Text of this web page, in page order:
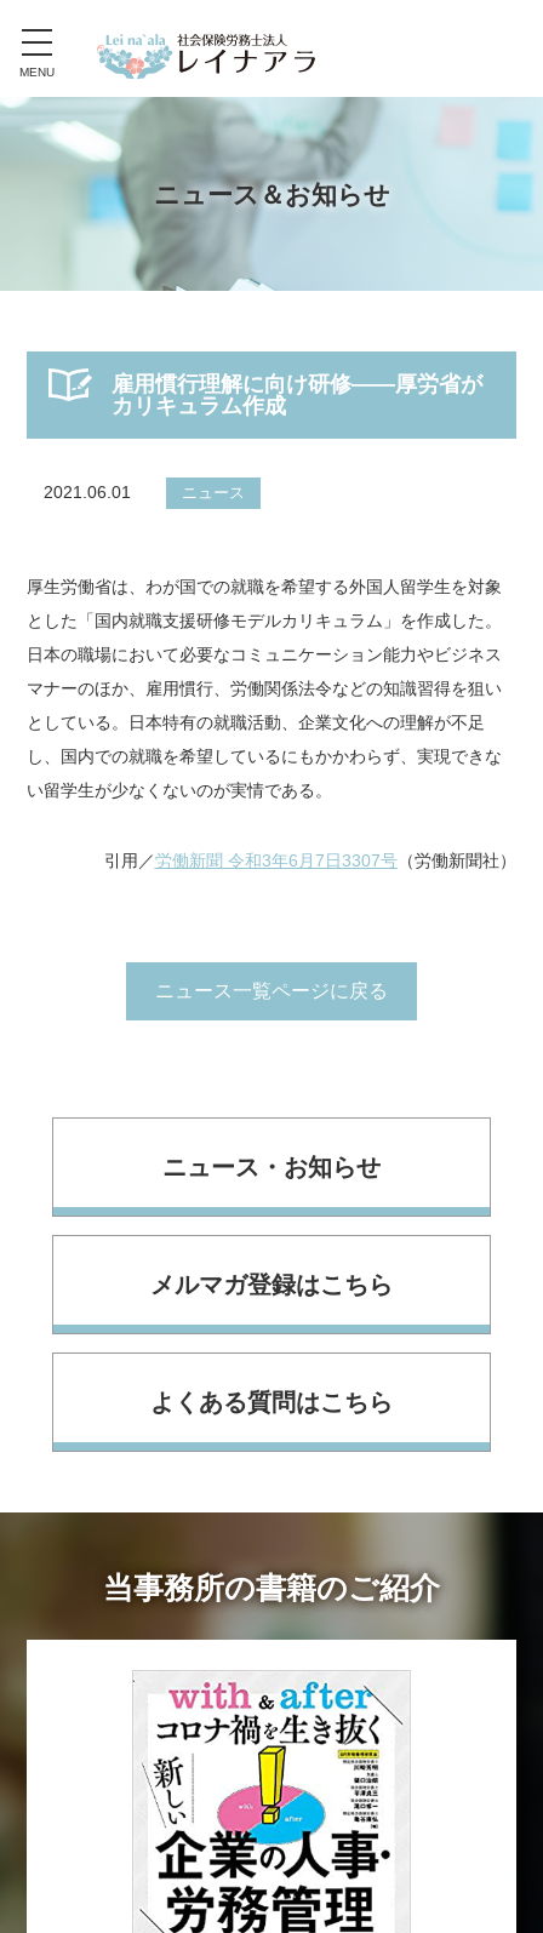
toggle
navigation
MENU
ニュース＆お知らせ
雇用慣行理解に向け研修――厚労省が
カリキュラム作成
2021.06.01 ニュース
厚生労働省は、わが国での就職を希望する外国人留学生を対象
とした「国内就職支援研修モデルカリキュラム」を作成した。
日本の職場において必要なコミュニケーション能力やビジネス
マナーのほか、雇用慣行、労働関係法令などの知識習得を狙い
としている。日本特有の就職活動、企業文化への理解が不足
し、国内での就職を希望しているにもかかわらず、実現できな
い留学生が少なくないのが実情である。
引用／労働新聞 令和3年6月7日3307号（労働新聞社）
ニュース一覧ページに戻る
ニュース・お知らせ
メルマガ登録はこちら
よくある質問はこちら
当事務所の書籍のご紹介